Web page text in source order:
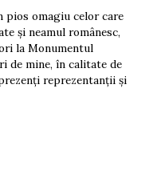
pios omagiu celor care
și neamul românesc,
la Monumentul
de mine, în calitate de
reprezentanții și